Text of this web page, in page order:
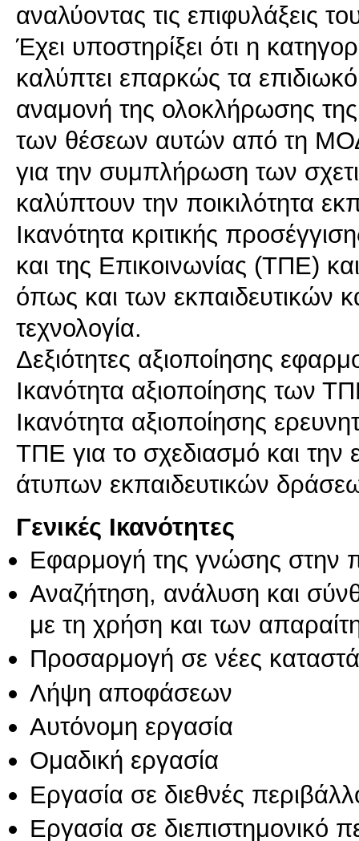
αναλύοντας τις επιφυλάξεις
Έχει υποστηρίξει ότι η
καλύπτει επαρκώς τα
αναμονή της ολοκλήρωσης
των θέσεων αυτών από τη
για την συμπλήρωση των
καλύπτουν την ποικιλότητα
Ικανότητα κριτικής
και της Επικοινωνίας (ΤΠΕ)
όπως και των εκπαιδευτικών
τεχνολογία.
Δεξιότητες αξιοποίησης
Ικανότητα αξιοποίησης των
Ικανότητα αξιοποίησης
ΤΠΕ για το σχεδιασμό και
άτυπων εκπαιδευτικών
Γενικές Ικανότητες
Εφαρμογή της γνώσης στην
Αναζήτηση, ανάλυση και
με τη χρήση και των
Προσαρμογή σε νέες
Λήψη αποφάσεων
Αυτόνομη εργασία
Ομαδική εργασία
Εργασία σε διεθνές
Εργασία σε διεπιστημονικό